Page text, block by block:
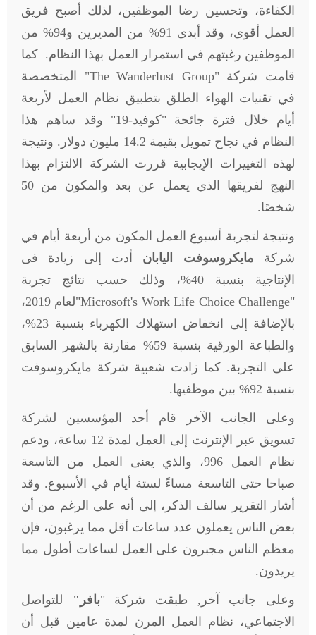
الكفاءة، وتحسين رضا الموظفين، لذلك أصبح فريق
العمل أقوى، وقد أبدى 91% من المديرين و94% من
الموظفين رغبتهم في استمرار العمل بهذا النظام. كما
قامت شركة "The Wanderlust Group" المتخصصة
في تقنيات الهواء الطلق بتطبيق نظام العمل لأربعة
أيام خلال فترة جائحة "كوفيد-19" وقد ساهم هذا
النظام في نجاح تمويل بقيمة 14.2 مليون دولار. ونتيجة
لهذه التغييرات الإيجابية قررت الشركة الالتزام بهذا
النهج لفريقها الذي يعمل عن بعد والمكون من 50
شخصًا.
ونتيجة لتجربة أسبوع العمل المكون من أربعة أيام في
شركة مايكروسوفت اليابان أدت إلى زيادة فى
الإنتاجية بنسبة 40%، وذلك حسب نتائج تجربة
"
Microsoft's Work Life Choice Challenge
"لعام 2019،
بالإضافة إلى انخفاض استهلاك الكهرباء بنسبة 23%،
والطباعة الورقية بنسبة 59% مقارنة بالشهر السابق
على التجربة. كما زادت شعبية شركة مايكروسوفت
بنسبة 92% بين موظفيها.
وعلى الجانب الآخر قام أحد المؤسسين لشركة
تسويق عبر الإنترنت إلى العمل لمدة 12 ساعة، ودعم
نظام العمل 996، والذي يعنى العمل من التاسعة
صباحا حتى التاسعة مساءً لستة أيام في الأسبوع. وقد
أشار التقرير سالف الذكر، إلى أنه على الرغم من أن
بعض الناس يعملون عدد ساعات أقل مما يرغبون، فإن
معظم الناس مجبرون على العمل لساعات أطول مما
يريدون.
وعلى جانب آخر, طبقت شركة "بافر"
للتواصل
الاجتماعي، نظام العمل المرن لمدة عامين قبل أن